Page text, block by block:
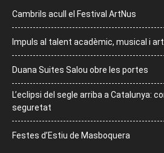
Cambrils acull el Festival ArtNus
Impuls al talent acadèmic, musical i
Duana Suites Salou obre les portes
L’eclipsi del segle arriba a Catalunya:
seguretat
Festes d’Estiu de Masboquera